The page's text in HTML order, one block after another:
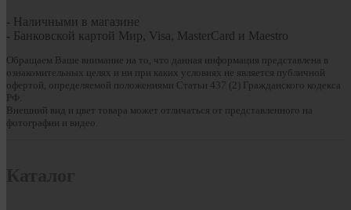
- Наличными в магазине
- Банковской картой Мир, Visa, MasterCard и Maestro
Обращаем Ваше внимание на то, что данная информация представлена в
ознакомительных целях и ни при каких условиях не является публичной
офертой, определяемой положениями Статьи 437 (2) Гражданского кодекса
РФ.
Внешний вид и цвет товара может отличаться от представленного на
фотографии и видео.